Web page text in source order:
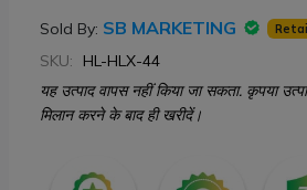
Sold By: SB MARKETING
SKU:
HL-HLX-44
यह उत्पाद वापस नहीं किया जा सकता. कृपया
मिलान करने के बाद ही खरीदें।